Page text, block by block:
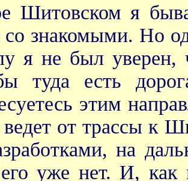
Шитовском я
знакомыми. Но
я не был уверен,
туда есть
этим
ведет от трассы к
на
его уже нет. И,